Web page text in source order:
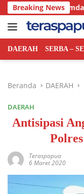
Langsung
ke
konten
Breaking News
Pemda Awasi dan
DAERAH SERBA –
Beranda DAERAH
DAERAH
Antisipasi
Teraspapua
6 Maret 2020